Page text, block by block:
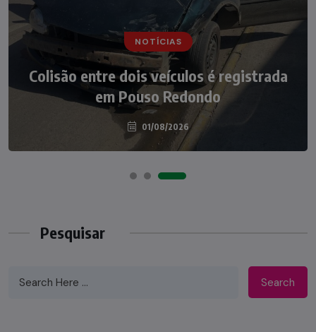
NOTÍCIAS
Colisão entre dois veículos é registrada
em Pouso Redondo
01/08/2026
NOTÍCIAS
Irmãos de 7 e 14 anos morrem
atropelados na BR-470 em Pouso
Redondo
04/08/2026
Pesquisar
Search